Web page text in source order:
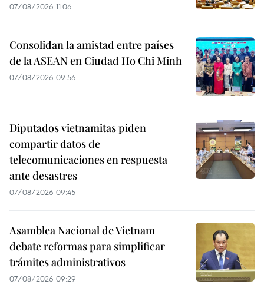
07/08/2026 11:06
Consolidan la amistad entre países
de la ASEAN en Ciudad Ho Chi Minh
07/08/2026 09:56
Diputados vietnamitas piden
compartir datos de
telecomunicaciones en respuesta
ante desastres
07/08/2026 09:45
Asamblea Nacional de Vietnam
debate reformas para simplificar
trámites administrativos
07/08/2026 09:29